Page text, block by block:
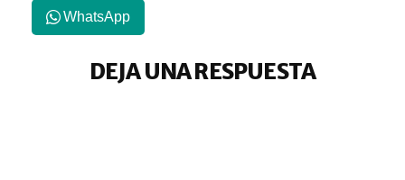
WhatsApp
DEJA UNA RESPUESTA